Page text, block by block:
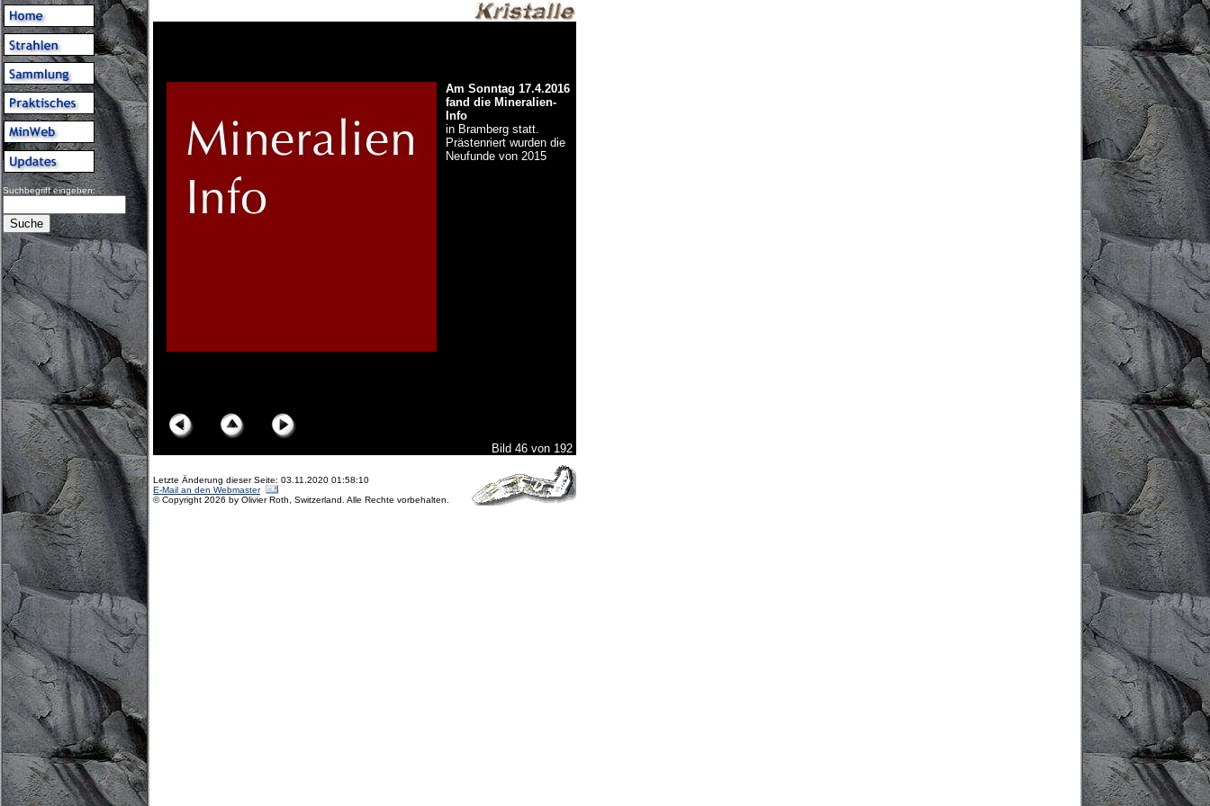
Suchbegriff eingeben:
Am Sonntag 17.4.2016
fand die Mineralien-
Info
in Bramberg statt.
Prästenriert wurden die
Neufunde von 2015
Bild 46 von 192
Letzte Änderung dieser Seite: 03.11.2020 01:58:10
E-Mail an den Webmaster
© Copyright 2026 by Olivier Roth, Switzerland. Alle Rechte vorbehalten.